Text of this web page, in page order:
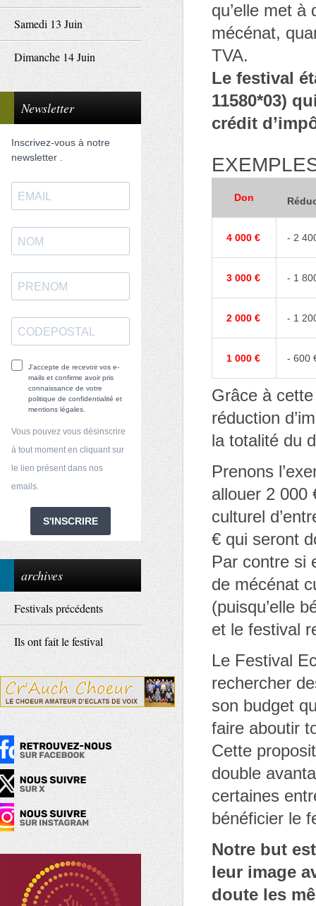
Samedi 13 Juin
Dimanche 14 Juin
Newsletter
Inscrivez-vous à notre
newsletter .
J'accepte de recevoir vos e-
mails et confirme avoir pris
connaissance de votre
politique de confidentialité et
mentions légales.
Vous pouvez vous désinscrire
à tout moment en cliquant sur
le lien présent dans nos
emails.
S'INSCRIRE
archives
Festivals précédents
Ils ont fait le festival
qu’elle met à
mécénat,
TVA.
Le festival
11580*03)
crédit
Don
4 000 € - 2
3 000 € - 1
2 000 € - 1
1 000 € - 600
Grâce à
réduction
la totalité du
Prenons
allouer 2 000
culturel
€ qui seront
Par contre si
de mécénat
(puisqu’elle
et le festival
Le Festival
rechercher
son budget
faire aboutir
Cette
double
certaines
bénéficier le
Notre but
leur image
doute les